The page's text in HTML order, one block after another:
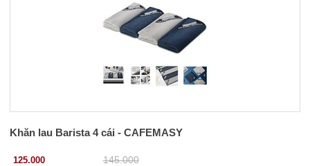
Khăn lau Barista 4 cái - CAFEMASY
125.000 145.000